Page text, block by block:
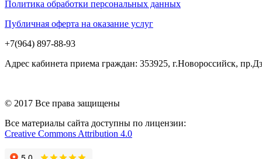
Политика обработки персональных данных
Публичная оферта на оказание услуг
+7(964) 897-88-93
Адрес кабинета приема граждан: 353925, г.Новороссийск,
© 2017 Все права защищены
Все материалы сайта доступны по лицензии:
Creative Commons Attribution 4.0